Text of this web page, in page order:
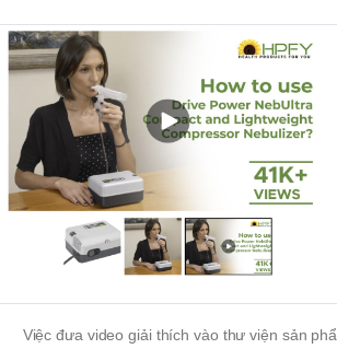
Việc đưa video giải thích vào thư viện sản